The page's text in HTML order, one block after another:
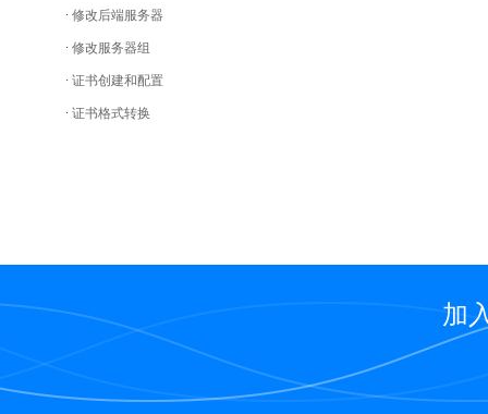
修改后端服务器
修改服务器组
证书创建和配置
证书格式转换
加